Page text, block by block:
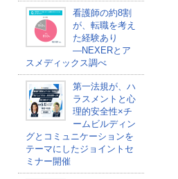
看護師の約8割
が、転職を考え
た経験あり
―NEXERとア
スメディックス調べ
第一法規が、ハ
ラスメントと心
理的安全性×チ
ームビルディン
グとコミュニケーションを
テーマにしたジョイントセ
ミナー開催